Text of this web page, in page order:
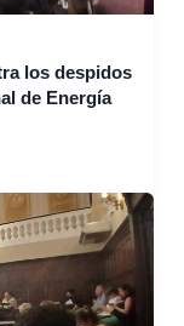
los despidos
de Energía